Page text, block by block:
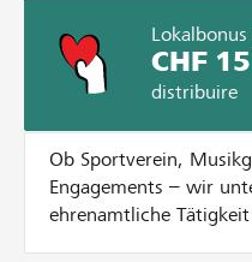
CHF
distribuire
Ob Sportverein,
Engagements – wir
ehrenamtliche